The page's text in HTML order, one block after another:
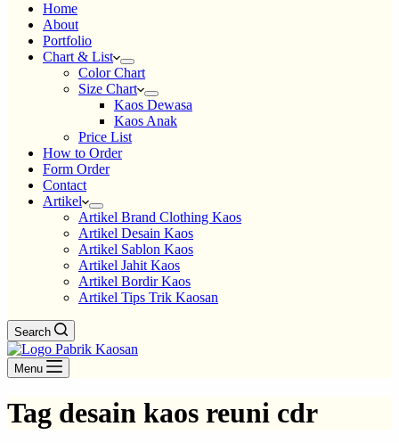
Home
About
Portfolio
Chart & List
Color Chart
Size Chart
Kaos Dewasa
Kaos Anak
Price List
How to Order
Form Order
Contact
Artikel
Artikel Brand Clothing Kaos
Artikel Desain Kaos
Artikel Sablon Kaos
Artikel Jahit Kaos
Artikel Bordir Kaos
Artikel Tips Trik Kaosan
Search
Menu
Tag desain kaos reuni cdr